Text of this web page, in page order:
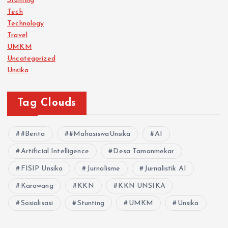
Tech
Technology
Travel
UMKM
Uncategorized
Unsika
Tag Clouds
#Berita #MahasiswaUnsika AI
Artificial Intelligence Desa Tamanmekar
FISIP Unsika Jurnalisme Jurnalistik AI
Karawang KKN KKN UNSIKA
Sosialisasi Stunting UMKM Unsika